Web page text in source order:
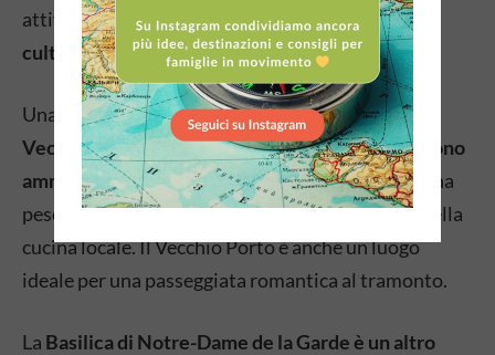
attività all’aperto e una varietà di luoghi storici e
culturali da visitare.
Una delle principali attrazioni di Marsiglia è il
Vecchio Porto, un luogo pittoresco dove si possono
ammirare i pescatori che vendono il pesceappena
pescato e dove si possono gustare i piatti tipici della
cucina locale. Il Vecchio Porto è anche un luogo
ideale per una passeggiata romantica al tramonto.
La Basilica di Notre-Dame de la Garde è un altro